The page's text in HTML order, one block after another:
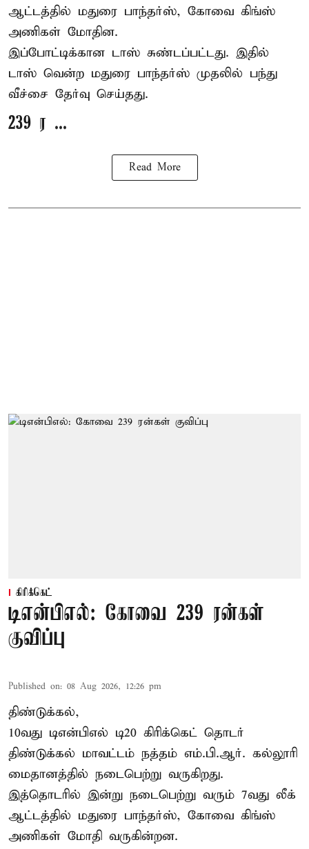
ஆட்டத்தில் மதுரை பாந்தர்ஸ், கோவை கிங்ஸ்
அணிகள் மோதின.
இப்போட்டிக்கான டாஸ் சுண்டப்பட்டது. இதில்
டாஸ் வென்ற மதுரை பாந்தர்ஸ் முதலில் பந்து
வீச்சை தேர்வு செய்தது.
239 ர ...
Read More
கிரிக்கெட்
டிஎன்பிஎல்: கோவை 239 ரன்கள்
குவிப்பு
Published on: 08 Aug 2026, 12:26 pm
திண்டுக்கல்,
10வது டிஎன்பிஎல் டி20 கிரிக்கெட் தொடர்
திண்டுக்கல் மாவட்டம் நத்தம் எம்.பி.ஆர். கல்லூரி
மைதானத்தில் நடைபெற்று வருகிறது.
இத்தொடரில் இன்று நடைபெற்று வரும் 7வது லீக்
ஆட்டத்தில் மதுரை பாந்தர்ஸ், கோவை கிங்ஸ்
அணிகள் மோதி வருகின்றன.